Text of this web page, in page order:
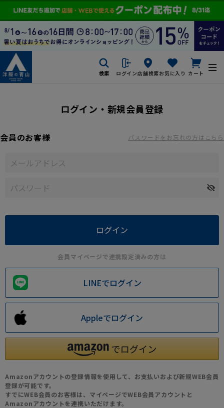
検索 ログイン店舗検索お気に入り カート
ログイン・新規会員登録
会員のお客様 パスワードをお忘れの方はこちら
会員マイページで連携設定済みの方は
LINEでログイン
Appleでログイン
Amazonアカウントの登録情報を使用して、お支払いおよび新規WEB会員
登録が可能です。
すでにWEB会員のお客様は、マイページでWEB会員アカウントと
Amazonアカウントを連携いただけます。